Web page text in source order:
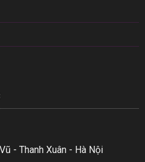
- Thanh Xuân - Hà Nội